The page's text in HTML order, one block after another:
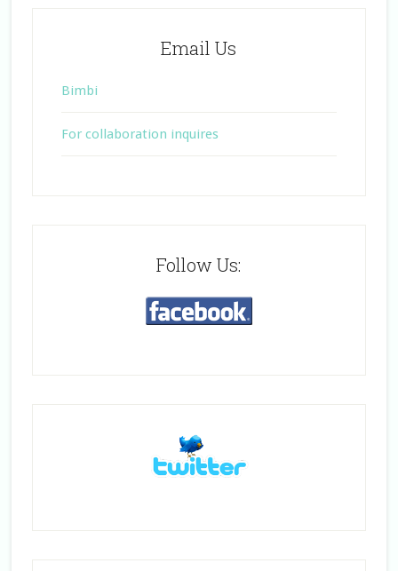
Email Us
Bimbi
For collaboration inquires
Follow Us: